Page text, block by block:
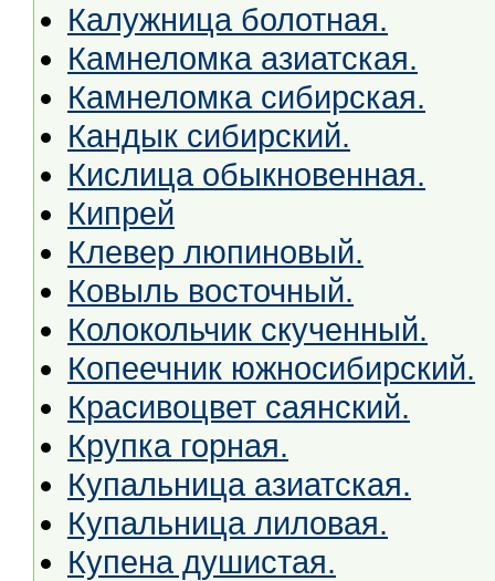
Калужница болотная.
Камнеломка азиатская.
Камнеломка сибирская.
Кандык сибирский.
Кислица обыкновенная.
Кипрей
Клевер люпиновый.
Ковыль восточный.
Колокольчик скученный.
Копеечник южносибирский.
Красивоцвет саянский.
Крупка горная.
Купальница азиатская.
Купальница лиловая.
Купена душистая.